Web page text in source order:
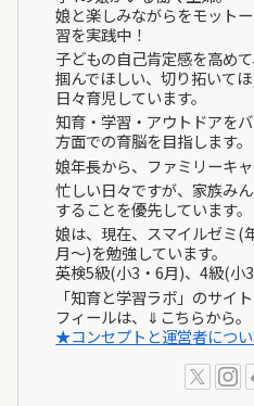
娘と楽しみながらをモット
習を実践中！
子どもの自己肯定感を高め
掴んでほしい、切り拓いて
日々育児しています。
知育・学習・アウトドアを
方面での育脳を目指します。
娘年長から、ファミリーキ
忙しい日々ですが、家族み
することを優先しています。
娘は、現在、スマイルゼミ(
月～)を勉強しています。
英検5級(小3・6月)、4級(小3
「知育と学習ラボ」のサイ
フィールは、⇓こちらから。
★コンセプトと運営者につ